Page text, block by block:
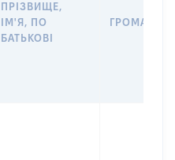
ПРІЗВИЩЕ,
ІМ'Я, ПО
БАТЬКОВІ